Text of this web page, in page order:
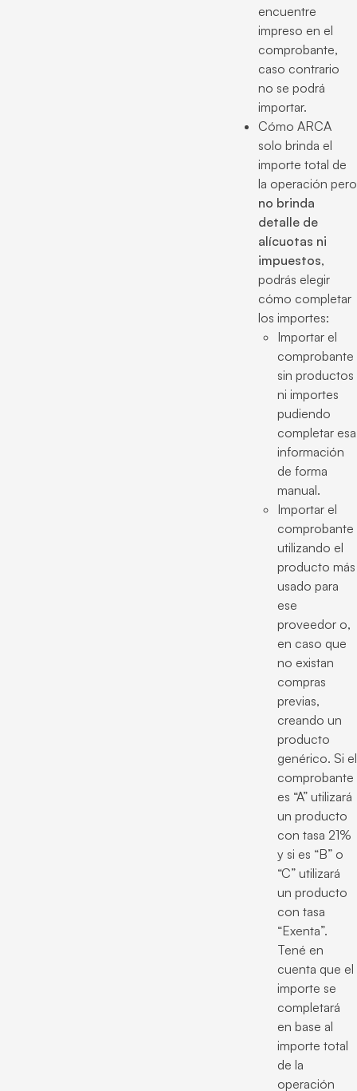
encuentre
impreso en el
comprobante,
caso contrario
no se podrá
importar.
Cómo ARCA
solo brinda el
importe total de
la operación pero
no brinda
detalle de
alícuotas ni
impuestos,
podrás elegir
cómo completar
los importes:
Importar el
comprobante
sin productos
ni importes
pudiendo
completar esa
información
de forma
manual.
Importar el
comprobante
utilizando el
producto más
usado para
ese
proveedor o,
en caso que
no existan
compras
previas,
creando un
producto
genérico. Si el
comprobante
es “A” utilizará
un producto
con tasa 21%
y si es “B” o
“C” utilizará
un producto
con tasa
“Exenta”.
Tené en
cuenta que el
importe se
completará
en base al
importe total
de la
operación